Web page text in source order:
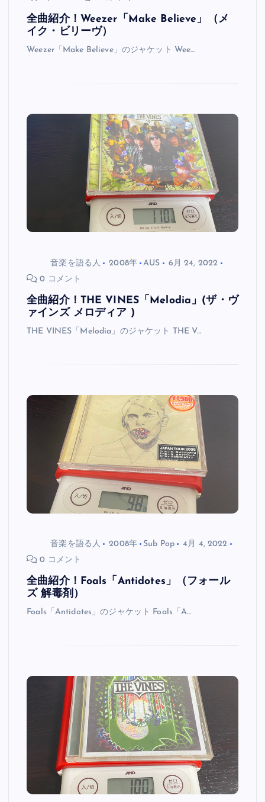
全曲紹介！Weezer「Make Believe」（メ
イク・ビリーヴ）
Weezer「Make Believe」のジャケット Wee…
音楽を語る人 2008年 AUS
6月 24, 2022
0 コメント
全曲紹介！THE VINES「Melodia」(ザ・ヴ
ァインズ メロディア )
THE VINES「Melodia」のジャケット THE V…
音楽を語る人 2008年 Sub Pop
4月 4, 2022
0 コメント
全曲紹介！Foals「Antidotes」（フォール
ズ 解毒剤）
Foals「Antidotes」のジャケット Foals「A…